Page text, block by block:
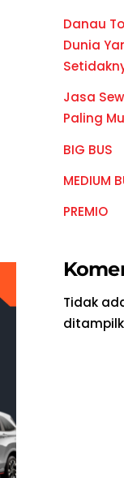
Danau
Dunia
Jasa
Paling
BIG BUS
MEDIUM
PREMIO
Tidak